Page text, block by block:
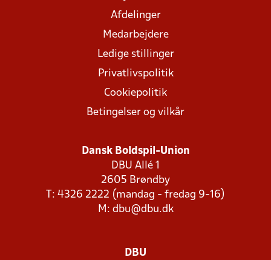
Afdelinger
Medarbejdere
Ledige stillinger
Privatlivspolitik
Cookiepolitik
Betingelser og vilkår
Dansk Boldspil-Union
DBU Allé 1
2605 Brøndby
T: 4326 2222 (mandag - fredag 9-16)
M: dbu@dbu.dk
DBU